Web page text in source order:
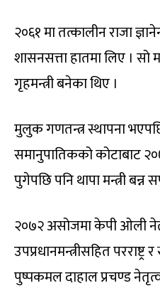
२०६१ मा तत्कालीन राजा
शासनसत्ता हातमा लिए । सो
गृहमन्त्री बनेका थिए ।
मुलुक गणतन्त्र स्थापना
समानुपातिकको कोटाबाट
पुगेपछि पनि थापा मन्त्री
२०७२ असोजमा केपी ओली
उपप्रधानमन्त्रीसहित परराष्ट्र
पुष्पकमल दाहाल प्रचण्ड